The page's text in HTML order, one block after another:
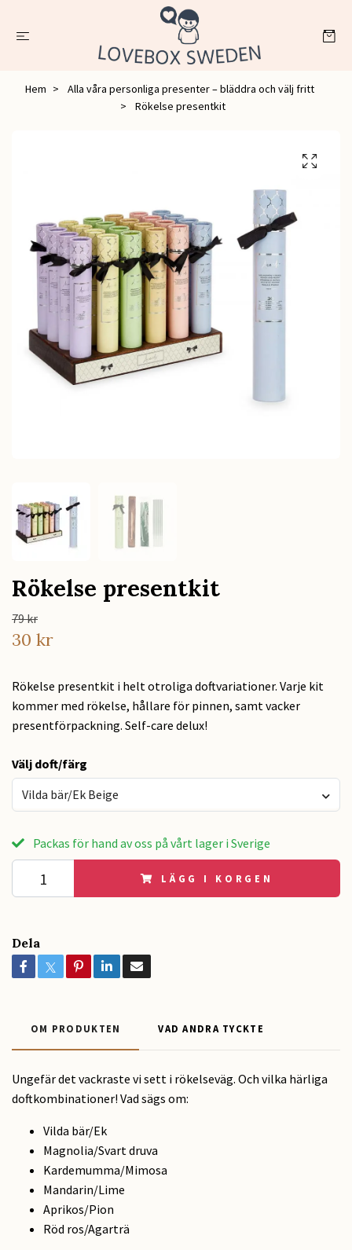
Hem
Alla våra personliga presenter – bläddra och välj fritt
Rökelse presentkit
Rökelse presentkit
79 kr
30 kr
Rökelse presentkit i helt otroliga doftvariationer. Varje kit
kommer med rökelse, hållare för pinnen, samt vacker
presentförpackning. Self-care delux!
Välj doft/färg
Vilda bär/Ek Beige
Packas för hand av oss på vårt lager i Sverige
LÄGG I KORGEN
Dela
OM PRODUKTEN VAD ANDRA TYCKTE
Ungefär det vackraste vi sett i rökelseväg. Och vilka härliga
doftkombinationer! Vad sägs om:
Vilda bär/Ek
Magnolia/Svart druva
Kardemumma/Mimosa
Mandarin/Lime
Aprikos/Pion
Röd ros/Agarträ